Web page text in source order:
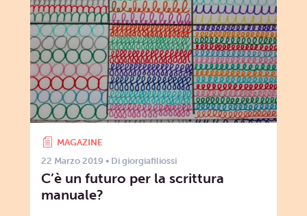
MAGAZINE
22 Marzo 2019 • Di giorgiafiliossi
C’è un futuro per la scrittura
manuale?